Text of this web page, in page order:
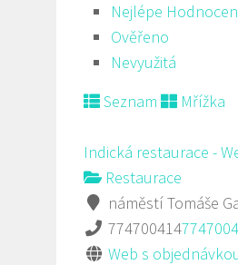
Nejlépe
Ověřeno
Nevyužitá
Seznam
Mřížka
Indická restaurace -
Restaurace
náměstí Tomáše
774700414
Web s